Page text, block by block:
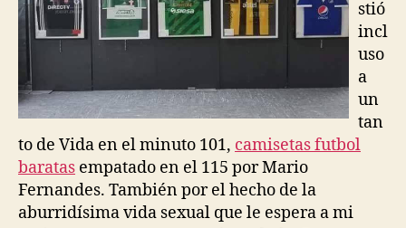
stió
incl
uso
a
un
tan
to de Vida en el minuto 101, camisetas futbol
baratas empatado en el 115 por Mario
Fernandes. También por el hecho de la
aburridísima vida sexual que le espera a mi